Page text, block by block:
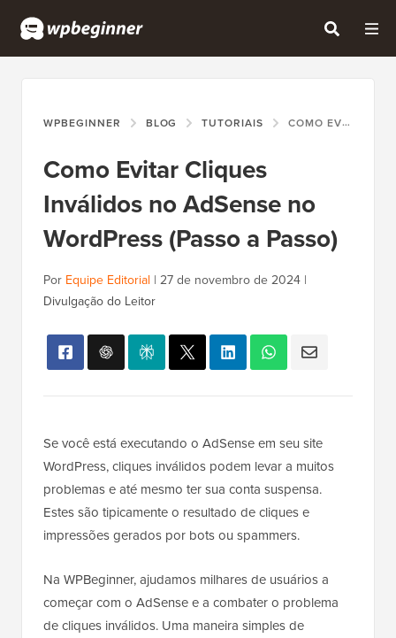
WPBEGINNER BLOG TUTORIAIS COMO EVITAR CLIQUES INVÁLIDOS NO ADSENSE NO WORDPRESS (PASSO A PASSO)
Como Evitar Cliques
Inválidos no AdSense no
WordPress (Passo a Passo)
Por Equipe Editorial | 27 de novembro de 2024 |
Divulgação do Leitor
Se você está executando o AdSense em seu site
WordPress, cliques inválidos podem levar a muitos
problemas e até mesmo ter sua conta suspensa.
Estes são tipicamente o resultado de cliques e
impressões gerados por bots ou spammers.
Na WPBeginner, ajudamos milhares de usuários a
começar com o AdSense e a combater o problema
de cliques inválidos. Uma maneira simples de